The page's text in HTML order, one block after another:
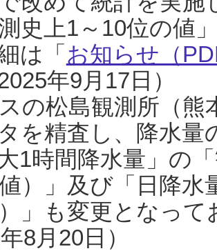
史上1～10位の値
は「 お知らせ（
年9月17日）
の松島観測所（熊
を精査し、降水
大1時間降水量」の
）」及び「日降
」も変更となっ
8月20日）